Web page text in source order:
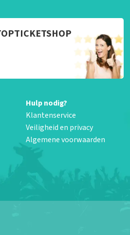
Hulp nodig?
Klantenservice
Veiligheid en privacy
Algemene voorwaarden